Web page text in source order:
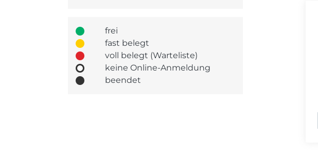
frei
fast belegt
voll belegt (Warteliste)
keine Online-Anmeldung
beendet